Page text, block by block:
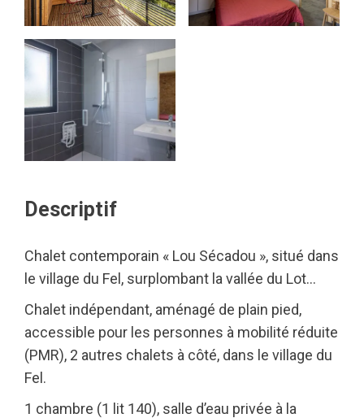
Descriptif
Chalet contemporain « Lou Sécadou », situé dans
le village du Fel, surplombant la vallée du Lot…
Chalet indépendant, aménagé de plain pied,
accessible pour les personnes à mobilité réduite
(PMR), 2 autres chalets à côté, dans le village du
Fel.
1 chambre (1 lit 140), salle d’eau privée à la